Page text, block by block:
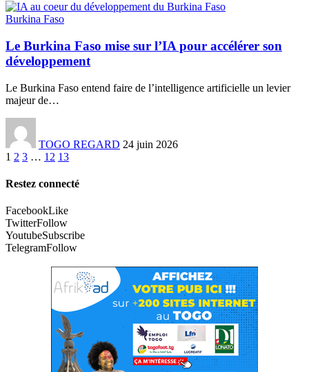
Burkina Faso
Le Burkina Faso mise sur l’IA pour accélérer son
développement
Le Burkina Faso entend faire de l’intelligence artificielle un levier
majeur de…
TOGO REGARD 24 juin 2026
1 2 3 … 12 13
Restez connecté
FacebookLike
TwitterFollow
YoutubeSubscribe
TelegramFollow